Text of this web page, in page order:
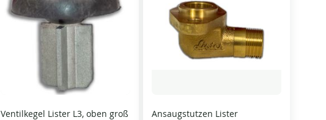
Ventilkegel Lister L3, oben groß Ansaugstutzen Lister